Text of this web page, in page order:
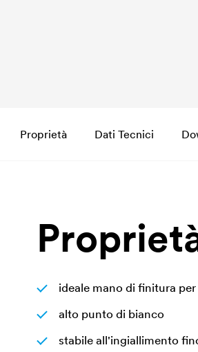
Proprietà Dati Tecnici
ideale mano di finitura
alto punto di bianco
stabile all'ingiallimento